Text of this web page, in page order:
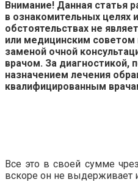
Внимание! Данная статья
в ознакомительных целях
обстоятельствах не
или медицинским
заменой очной
врачом. За диагностикой,
назначением лечения
квалифицированным
Все это в своей сумме
вскоре он не выдерживает